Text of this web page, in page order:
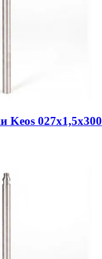
Keos 027x1,5x300